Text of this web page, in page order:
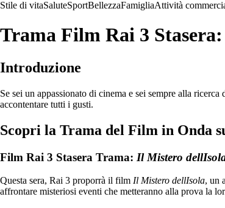
Stile di vitaSaluteSportBellezzaFamigliaAttività
Trama Film Rai 3
Introduzione
Se sei un appassionato di cinema e sei sempre alla
accontentare tutti i gusti.
Scopri la Trama del Film in Onda
Film Rai 3 Stasera Trama: Il Mistero
Questa sera, Rai 3 proporrà il film Il Mistero dellIsola, un
affrontare misteriosi eventi che metteranno alla prova la